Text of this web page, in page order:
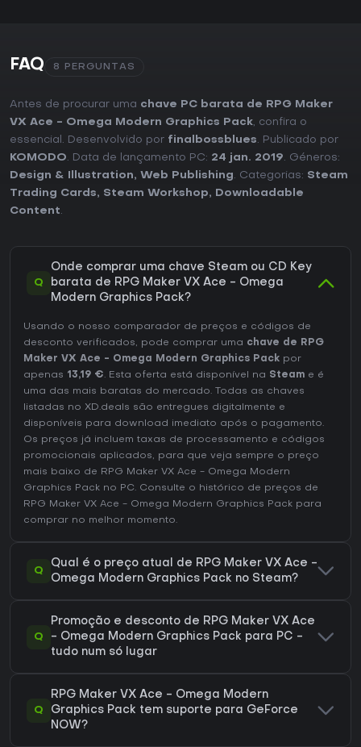
FAQ 8 PERGUNTAS
Antes de procurar uma chave PC barata de RPG Maker
VX Ace - Omega Modern Graphics Pack, confira o
essencial. Desenvolvido por finalbossblues. Publicado por
KOMODO. Data de lançamento PC: 24 jan. 2019. Géneros:
Design & Illustration, Web Publishing. Categorias: Steam
Trading Cards, Steam Workshop,
Downloadable
Content.
Q
Onde comprar uma chave Steam ou CD Key
barata de RPG Maker VX Ace - Omega
Modern Graphics Pack?
Usando o nosso comparador de preços e códigos de
desconto verificados, pode comprar uma chave de RPG
Maker VX Ace - Omega Modern Graphics Pack por
apenas 13,19 €. Esta oferta está disponível na Steam e é
uma das mais baratas do mercado. Todas as chaves
listadas no XD.deals são entregues digitalmente e
disponíveis para download imediato após o pagamento.
Os preços já incluem taxas de processamento e códigos
promocionais aplicados, para que veja sempre o preço
mais baixo de RPG Maker VX Ace - Omega Modern
Graphics Pack no PC. Consulte o histórico de preços de
RPG Maker VX Ace - Omega Modern Graphics Pack para
comprar no melhor momento.
Q
Qual é o preço atual de RPG Maker VX Ace -
Omega Modern Graphics Pack no Steam?
Q
Promoção e desconto de RPG Maker VX Ace
- Omega Modern Graphics Pack para PC -
tudo num só lugar
Q
RPG Maker VX Ace - Omega Modern
Graphics Pack tem suporte para GeForce
NOW?